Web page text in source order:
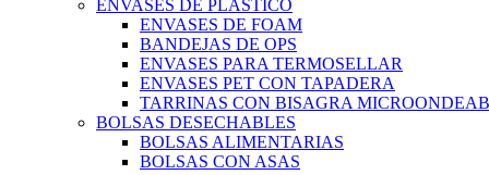
ENVASES DE PLÁSTICO
ENVASES DE FOAM
BANDEJAS DE OPS
ENVASES PARA TERMOSELLAR
ENVASES PET CON TAPADERA
TARRINAS CON BISAGRA
BOLSAS DESECHABLES
BOLSAS ALIMENTARIAS
BOLSAS CON ASAS